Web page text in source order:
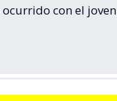
con el joven